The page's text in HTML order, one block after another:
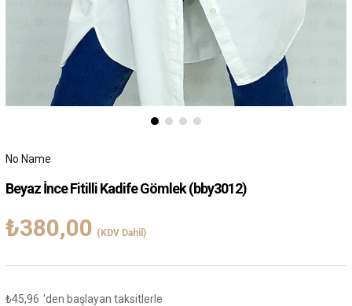
No Name
Beyaz İnce Fitilli Kadife Gömlek(bby3012)
₺380,00 (KDV Dahil)
₺45,96 'den başlayan taksitlerle